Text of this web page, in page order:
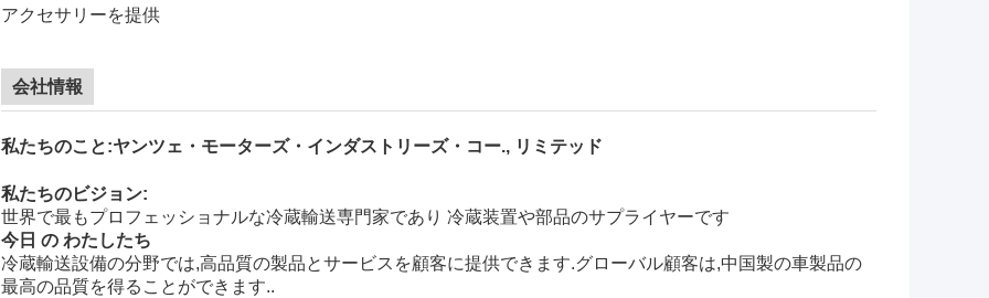
アクセサリーを提供
会社情報
私たちのこと:ヤンツェ・モーターズ・インダストリーズ・コー., リミテッド
私たちのビジョン:
世界で最もプロフェッショナルな冷蔵輸送専門家であり 冷蔵装置や部品のサプライヤーです
今日 の わたしたち
冷蔵輸送設備の分野では,高品質の製品とサービスを顧客に提供できます.グローバル顧客は,中国製の車製品の
最高の品質を得ることができます..